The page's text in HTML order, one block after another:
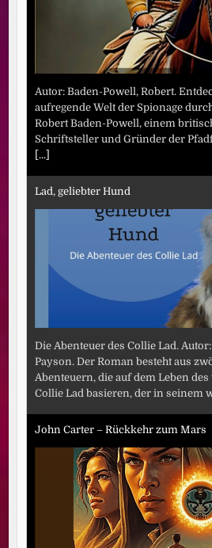
Autor: Baden-Powell, Robert.
aufregende Welt der Spionage
Robert Baden-Powell, einem
Schriftsteller und Gründer der
[...]
Lad, geliebter Hund
Die Abenteuer des Collie Lad.
Payson. Der Roman besteht aus
Abenteuern, die auf dem Leben
Collie Lad basieren, der in seinem
John Carter – Rückkehr zum Mars